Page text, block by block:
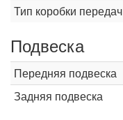
Тип коробки передач
Подвеска
Передняя подвеска
Задняя подвеска